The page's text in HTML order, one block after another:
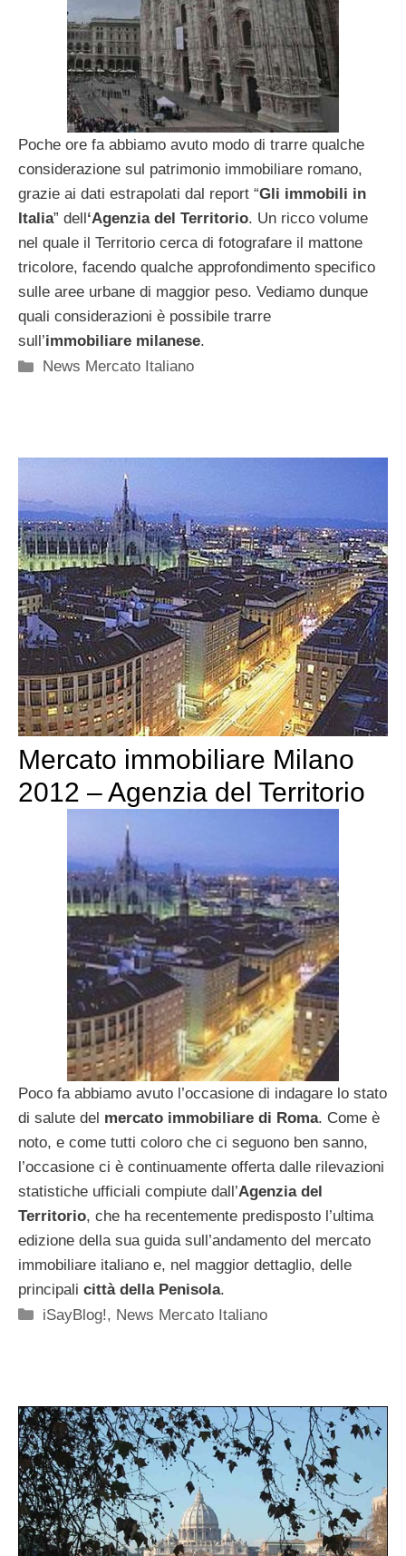
Poche ore fa abbiamo avuto modo di trarre qualche
considerazione sul patrimonio immobiliare romano,
grazie ai dati estrapolati dal report “Gli immobili in
Italia” dell ‘Agenzia del Territorio. Un ricco volume
nel quale il Territorio cerca di fotografare il mattone
tricolore, facendo qualche approfondimento specifico
sulle aree urbane di maggior peso. Vediamo dunque
quali considerazioni è possibile trarre
sull’immobiliare milanese.
Categorie
News Mercato Italiano
Mercato immobiliare Milano
2012 – Agenzia del Territorio
Poco fa abbiamo avuto l’occasione di indagare lo stato
di salute del mercato immobiliare di Roma. Come è
noto, e come tutti coloro che ci seguono ben sanno,
l’occasione ci è continuamente offerta dalle rilevazioni
statistiche ufficiali compiute dall’Agenzia del
Territorio, che ha recentemente predisposto l’ultima
edizione della sua guida sull’andamento del mercato
immobiliare italiano e, nel maggior dettaglio, delle
principali città della Penisola.
Categorie
iSayBlog!, News Mercato Italiano